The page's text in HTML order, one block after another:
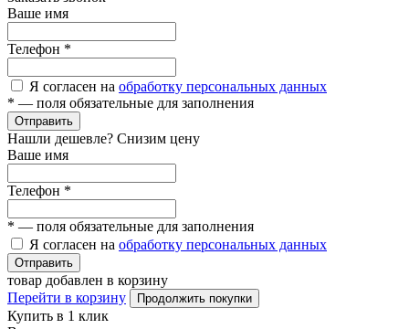
Ваше имя
Телефон *
Я согласен на обработку персональных данных
* — поля обязательные для заполнения
Отправить
Нашли дешевле? Снизим цену
Ваше имя
Телефон *
* — поля обязательные для заполнения
Я согласен на обработку персональных данных
Отправить
товар добавлен в корзину
Перейти в корзину
Продолжить покупки
Купить в 1 клик